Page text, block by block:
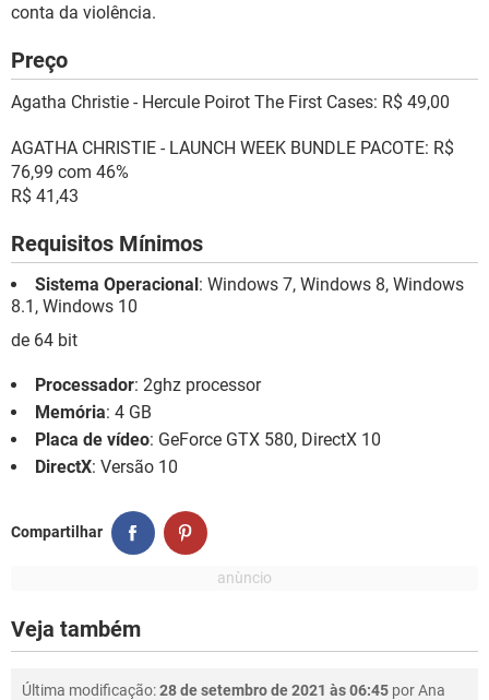
conta da violência.
Preço
Agatha Christie - Hercule Poirot The First Cases: R$ 49,00
AGATHA CHRISTIE - LAUNCH WEEK BUNDLE PACOTE: R$
76,99 com 46%
R$ 41,43
Requisitos Mínimos
Sistema Operacional: Windows 7, Windows 8, Windows
8.1, Windows 10
de 64 bit
Processador: 2ghz processor
Memória: 4 GB
Placa de vídeo: GeForce GTX 580, DirectX 10
DirectX: Versão 10
Compartilhar
Veja também
Última modificação:28 de setembro de 2021 às 06:45 porAna